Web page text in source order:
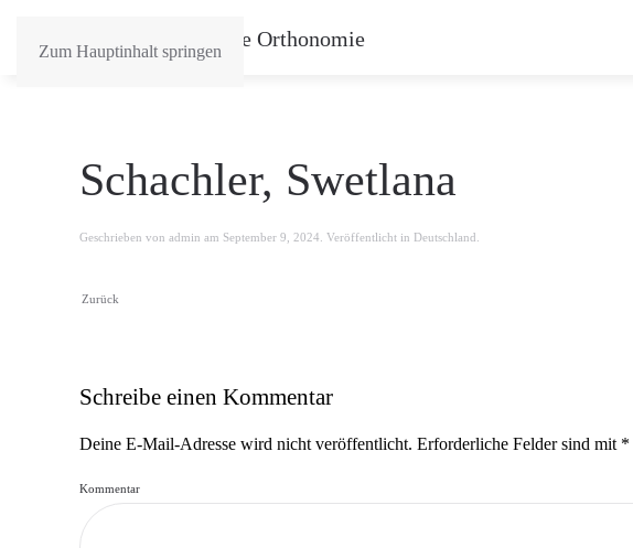
Zum Hauptinhalt springen
Schachler, Swetlana
Geschrieben von admin am September 9, 2024 . Veröffentlicht in Deutschland
Zurück
Schreibe einen Kommentar
Deine E-Mail-Adresse wird nicht veröffentlicht. Erforderliche Felder sind mit *
Kommentar